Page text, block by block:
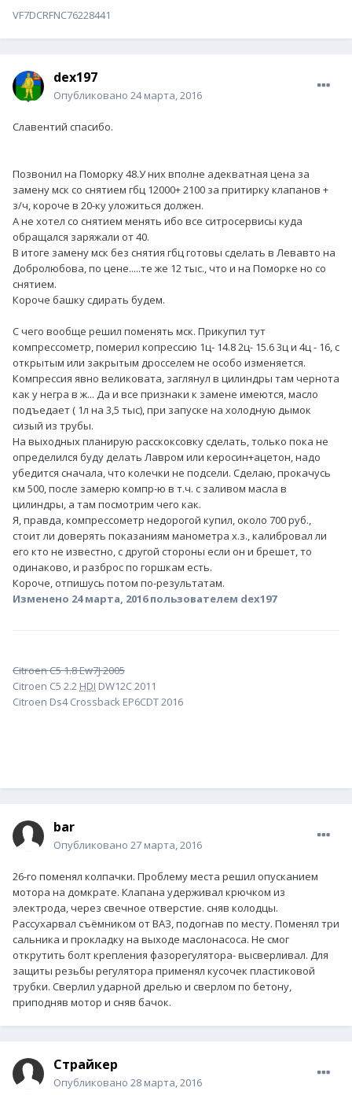
VF7DCRFNC76228441
dex197
Опубликовано 24 марта, 2016
Славентий спасибо.
Позвонил на Поморку 48.У них вполне адекватная цена за
замену мск со снятием гбц 12000+ 2100 за притирку клапанов +
з/ч, короче в 20-ку уложиться должен.
А не хотел со снятием менять ибо все ситросервисы куда
обращался заряжали от 40.
В итоге замену мск без снятия гбц готовы сделать в Левавто на
Добролюбова, по цене.....те же 12 тыс., что и на Поморке но со
снятием.
Короче башку сдирать будем.
С чего вообще решил поменять мск. Прикупил тут
компрессометр, померил копрессию 1ц- 14.8 2ц- 15.6 3ц и 4ц - 16, с
открытым или закрытым дросселем не особо изменяется.
Компрессия явно великовата, заглянул в цилиндры там чернота
как у негра в ж... Да и все признаки к замене имеются, масло
подъедает ( 1л на 3,5 тыс), при запуске на холодную дымок
сизый из трубы.
На выходных планирую расскоксовку сделать, только пока не
определился буду делать Лавром или керосин+ацетон, надо
убедится сначала, что колечки не подсели. Сделаю, прокачусь
км 500, после замерю компр-ю в т.ч. с заливом масла в
цилиндры, а там посмотрим чего как.
Я, правда, компрессометр недорогой купил, около 700 руб.,
стоит ли доверять показаниям манометра х.з., калибровал ли
его кто не известно, с другой стороны если он и брешет, то
одинаково, и разброс по горшкам есть.
Короче, отпишусь потом по-результатам.
Изменено 24 марта, 2016пользователем dex197
Citroen C5 1.8 Ew7J 2005
Citroen C5 2.2 HDI DW12C 2011
Citroen Ds4 Crossback EP6CDT 2016
bar
Опубликовано 27 марта, 2016
26-го поменял колпачки. Проблему места решил опусканием
мотора на домкрате. Клапана удерживал крючком из
электрода, через свечное отверстие. сняв колодцы.
Рассухарвал съёмником от ВАЗ, подогнав по месту. Поменял три
сальника и прокладку на выходе маслонасоса. Не смог
открутить болт крепления фазорегулятора- высверливал. Для
защиты резьбы регулятора применял кусочек пластиковой
трубки. Сверлил ударной дрелью и сверлом по бетону,
приподняв мотор и сняв бачок.
Страйкер
Опубликовано 28 марта, 2016